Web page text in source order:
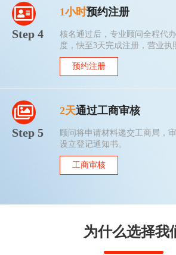
Step 4
1小时预约注册
核名通过后，专业顾问全程代
度，快至3天完成注册，营业执
预约注册
Step 5
2天通过工商审核
顾问将申请材料递交工商局，
设立登记通知书。
工商审核
为什么选择我